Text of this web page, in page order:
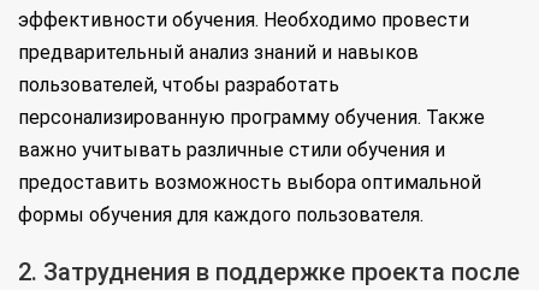
эффективности обучения. Необходимо провести
предварительный анализ знаний и навыков
пользователей, чтобы разработать
персонализированную программу обучения. Также
важно учитывать различные стили обучения и
предоставить возможность выбора оптимальной
формы обучения для каждого пользователя.
2. Затруднения в поддержке проекта после